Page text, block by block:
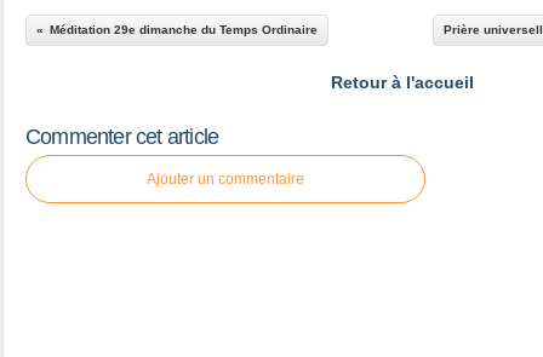
Méditation 29e dimanche du Temps Ordinaire Prière
Retour à l'accueil
Commenter cet article
Ajouter un commentaire